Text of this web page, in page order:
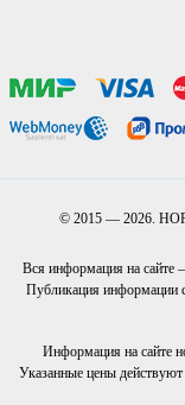
© 2015 — 2026.
Вся информация на сайте
Публикация информации
Информация на сайте
Указанные цены действуют